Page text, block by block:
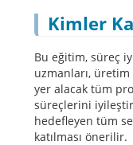
Kimler
Bu eğitim, süreç
uzmanları,
yer alacak tüm
süreçlerini
hedefleyen tüm
katılması önerilir.